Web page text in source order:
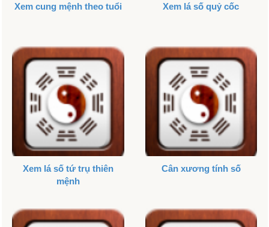
Xem cung mệnh theo tuổi Xem lá số quỷ cốc
Xem lá số tứ trụ thiên
mệnh
Cân xương tính số